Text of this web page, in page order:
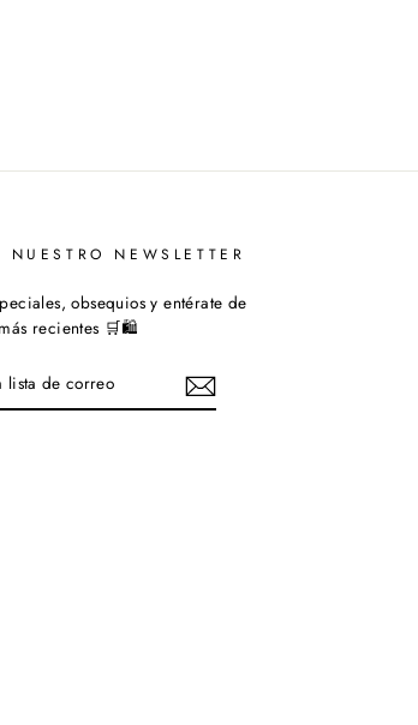
NEWSLETTER
obsequios y entérate de
recientes 🛒🛍️